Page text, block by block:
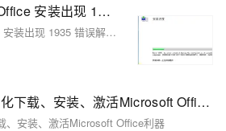
Win系统 - Microsoft Office 安装出现 1935 错误解决办法
Win系统 - Microsoft Office 安装出现 1935 错误解决办法
.NET开源的一键自动化下载、安装、激活Microsoft Office利器
、安装、激活Microsoft Office利器